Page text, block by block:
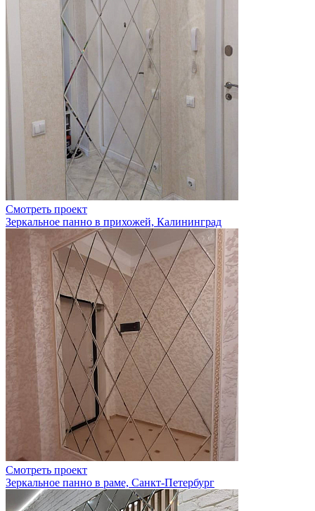
Смотреть проект
Зеркальное панно в прихожей, Калининград
Смотреть проект
Зеркальное панно в раме, Санкт-Петербург